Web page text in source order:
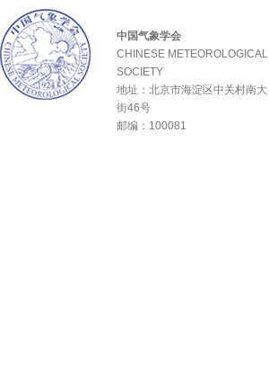
中国气象学会
CHINESE METEOROLOGICAL
SOCIETY
地址：北京市海淀区中关村南大
街46号
邮编：100081